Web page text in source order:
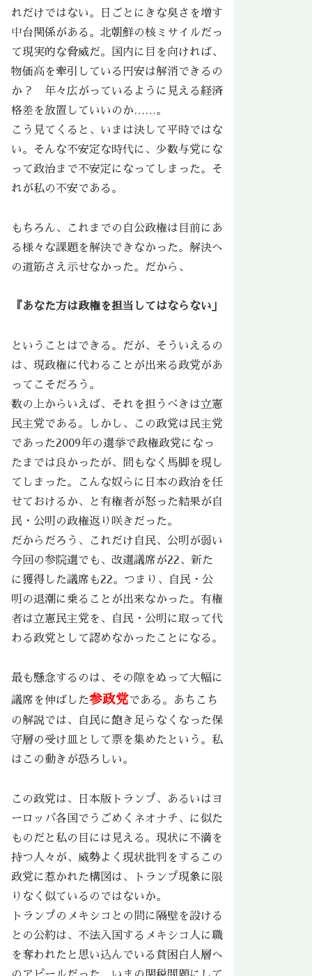
れだけではない。日ごとにきな臭さを増す
中台関係がある。北朝鮮の核ミサイルだっ
て現実的な脅威だ。国内に目を向ければ、
物価高を牽引している円安は解消できるの
か？ 年々広がっているように見える経済
格差を放置していいのか……。
こう見てくると、いまは決して平時ではな
い。そんな不安定な時代に、少数与党にな
って政治まで不安定になってしまった。そ
れが私の不安である。
もちろん、これまでの自公政権は目前にあ
る様々な課題を解決できなかった。解決へ
の道筋さえ示せなかった。だから、
『あなた方は政権を担当してはならない」
ということはできる。だが、そういえるの
は、現政権に代わることが出来る政党があ
ってこそだろう。
数の上からいえば、それを担うべきは立憲
民主党である。しかし、この政党は民主党
であった2009年の選挙で政権政党になっ
たまでは良かったが、間もなく馬脚を現し
てしまった。こんな奴らに日本の政治を任
せておけるか、と有権者が怒った結果が自
民・公明の政権返り咲きだった。
だからだろう、これだけ自民、公明が弱い
今回の参院選でも、改選議席が22、新た
に獲得した議席も22。つまり、自民・公
明の退潮に乗ることが出来なかった。有権
者は立憲民主党を、自民・公明に取って代
わる政党として認めなかったことになる。
最も懸念するのは、その隙をぬって大幅に
議席を伸ばした参政党である。あちこち
の解説では、自民に飽き足らなくなった保
守層の受け皿として票を集めたという。私
はこの動きが恐ろしい。
この政党は、日本版トランプ、あるいはヨ
ーロッパ各国でうごめくネオナチ、に似た
ものだと私の目には見える。現状に不満を
持つ人々が、威勢よく現状批判をするこの
政党に惹かれた構図は、トランプ現象に限
りなく似ているのではないか。
トランプのメキシコとの間に隔壁を設ける
との公約は、不法入国するメキシコ人に職
を奪われたと思い込んでいる貧困白人層へ